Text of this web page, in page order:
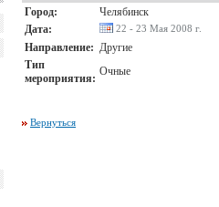
Город:
Челябинск
Дата:
22 - 23 Мая 2008 г.
Направление: Другие
Тип
мероприятия:
Очные
Вернуться